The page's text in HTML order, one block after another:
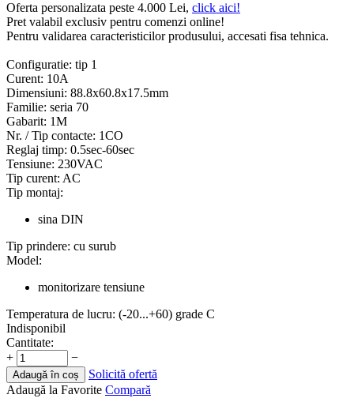
Oferta personalizata peste 4.000 Lei, click aici!
Pret valabil exclusiv pentru comenzi online!
Pentru validarea caracteristicilor produsului, accesati fisa tehnica.
Configuratie: tip 1
Curent: 10A
Dimensiuni: 88.8x60.8x17.5mm
Familie: seria 70
Gabarit: 1M
Nr. / Tip contacte: 1CO
Reglaj timp: 0.5sec-60sec
Tensiune: 230VAC
Tip curent: AC
Tip montaj:
sina DIN
Tip prindere: cu surub
Model:
monitorizare tensiune
Temperatura de lucru: (-20...+60) grade C
Indisponibil
Cantitate:
+
−
Adaugă în coș
Solicită ofertă
Adaugă la Favorite Compară